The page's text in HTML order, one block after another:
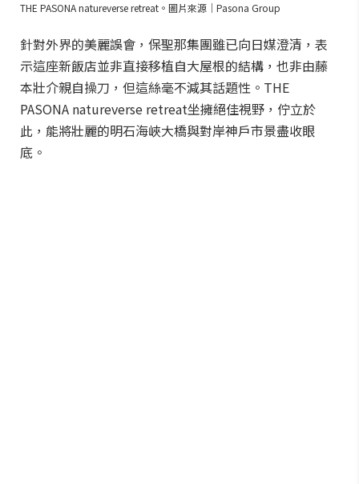
THE PASONA natureverse retreat。圖片來源｜Pasona Group
針對外界的美麗誤會，保聖那集團雖已向日媒澄清，表
示這座新飯店並非直接移植自大屋根的結構，也非由藤
本壯介親自操刀，但這絲毫不減其話題性。THE
PASONA natureverse retreat坐擁絕佳視野，佇立於
此，能將壯麗的明石海峽大橋與對岸神戶市景盡收眼
底。